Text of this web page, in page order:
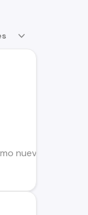
nuevo casi